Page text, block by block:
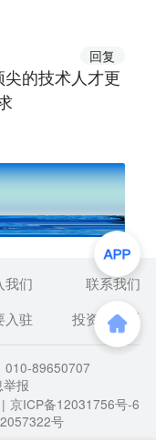
回复
的技术人才更
我们
联系我们
驻 投资者关系
010-89650707
报
京ICP备12031756号-6
号